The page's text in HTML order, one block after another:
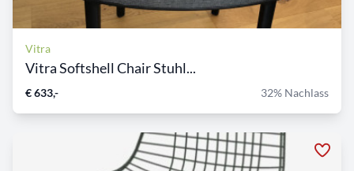
Vitra
Vitra Softshell Chair Stuhl...
€ 633,- 32% Nachlass